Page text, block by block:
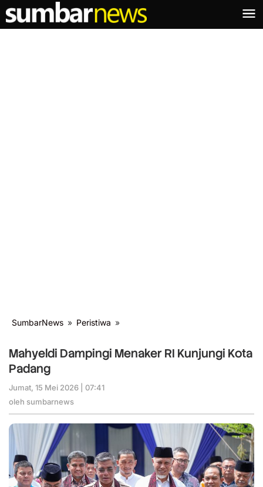
Lewati
ke
konten
SumbarNews » Peristiwa »
Menaker
RI
Mahyeldi Dampingi Menaker RI Kunjungi Kota
Padang
Jumat, 15 Mei 2026 | 07:41
oleh sumbarnews